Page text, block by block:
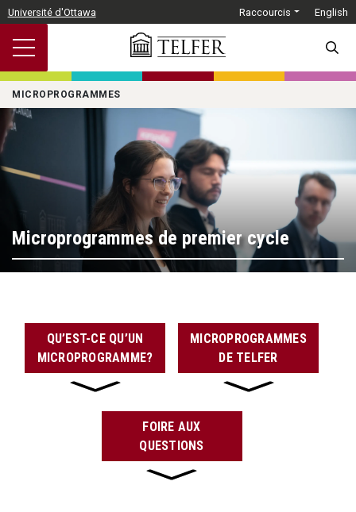
Passer au contenu principal
Université d'Ottawa Raccourcis English
MICROPROGRAMMES
Microprogrammes de premier cycle
QU’EST-CE QU’UN
MICROPROGRAMME?
MICROPROGRAMMES
DE TELFER
FOIRE AUX
QUESTIONS